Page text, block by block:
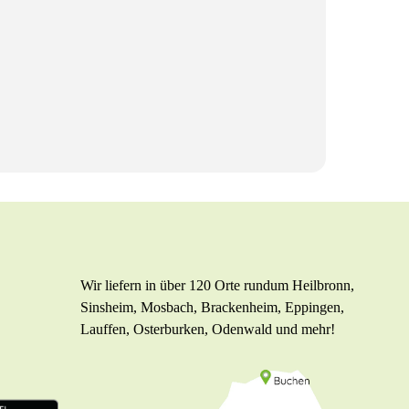
Wir liefern in über 120 Orte rundum Heilbronn,
Sinsheim, Mosbach, Brackenheim, Eppingen,
Lauffen, Osterburken, Odenwald und mehr!